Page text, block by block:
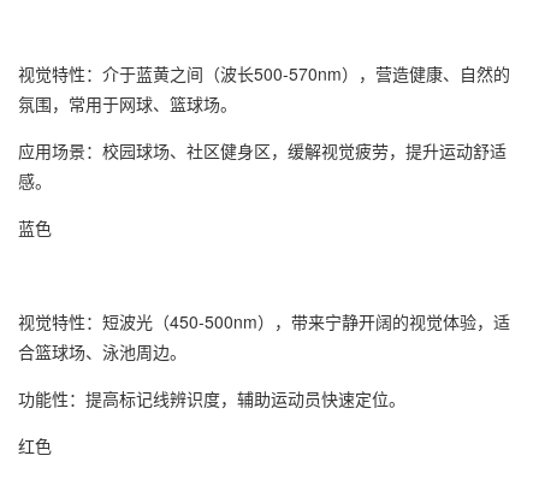
视觉特性：介于蓝黄之间（波长500-570nm），营造健康、自然的
氛围，常用于网球、篮球场。
应用场景：校园球场、社区健身区，缓解视觉疲劳，提升运动舒适
感。
蓝色
视觉特性：短波光（450-500nm），带来宁静开阔的视觉体验，适
合篮球场、泳池周边。
功能性：提高标记线辨识度，辅助运动员快速定位。
红色